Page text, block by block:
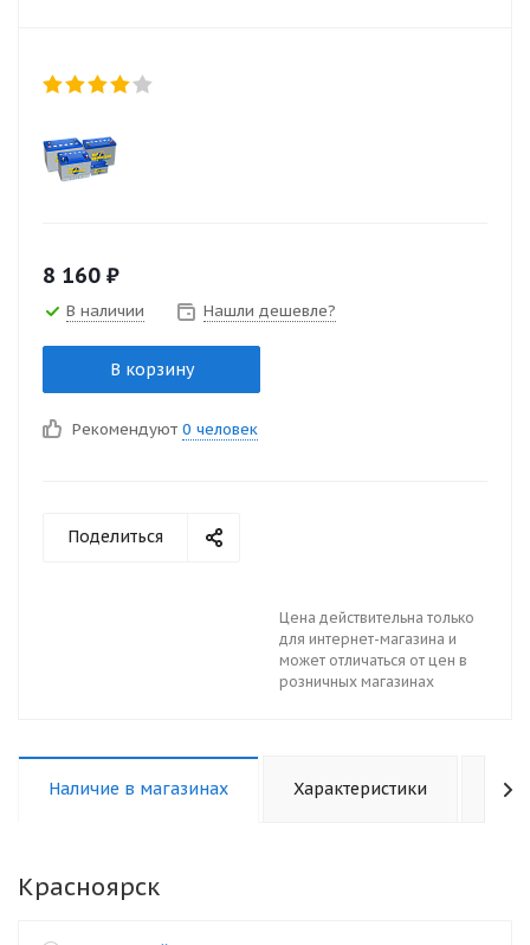
8 160 ₽
В наличии Нашли дешевле?
В корзину
Рекомендуют 0 человек
Поделиться
Цена действительна только
для интернет-магазина и
может отличаться от цен в
розничных магазинах
Наличие в магазинах Характеристики
Красноярск